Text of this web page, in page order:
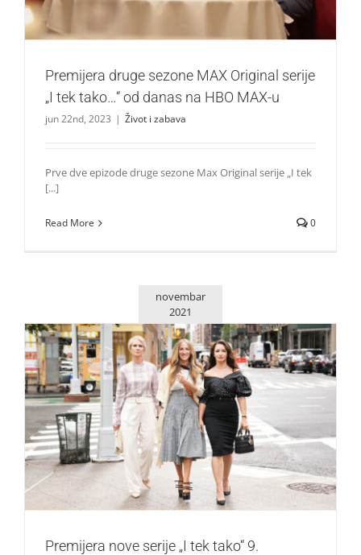
Premijera druge sezone MAX Original serije
„I tek tako…“ od danas na HBO MAX-u
jun 22nd, 2023 | Život i zabava
Prve dve epizode druge sezone Max Original serije „I tek
[...]
Read More 0
novembar
2021
Premijera nove serije „I tek tako“ 9. decembra na HBO GO-
u
Život i zabava
Premijera nove serije „I tek tako“ 9.